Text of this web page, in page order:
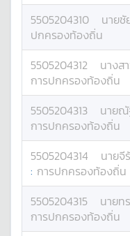
5505204310 นายชั
ปกครองท้องถิ่น
5505204312 นางส
การปกครองท้องถิ่น
5505204313 นายณั
การปกครองท้องถิ่น
5505204314 นายจี
: การปกครองท้องถิ่น
5505204315 นายท
การปกครองท้องถิ่น